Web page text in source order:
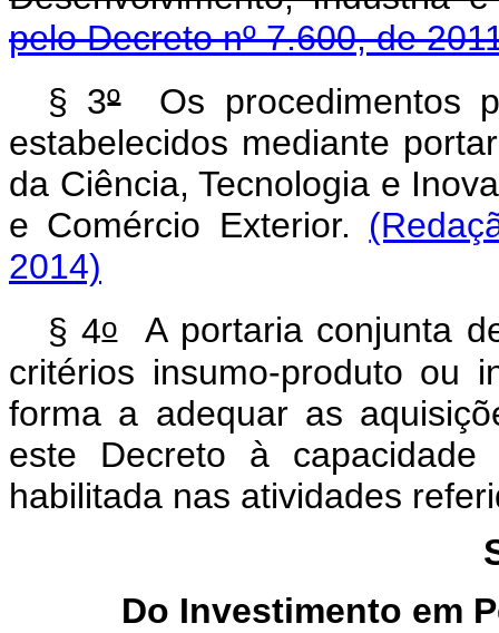
pelo Decreto nº 7.600, de
§ 3ºOs procedimentos
estabelecidos mediante
da Ciência, Tecnologia e
e Comércio Exterior.
2014)
§ 4o
A portaria conjunta
critérios insumo-produto ou
forma a adequar as
este Decreto à
habilitada nas atividades
Do Investimento em